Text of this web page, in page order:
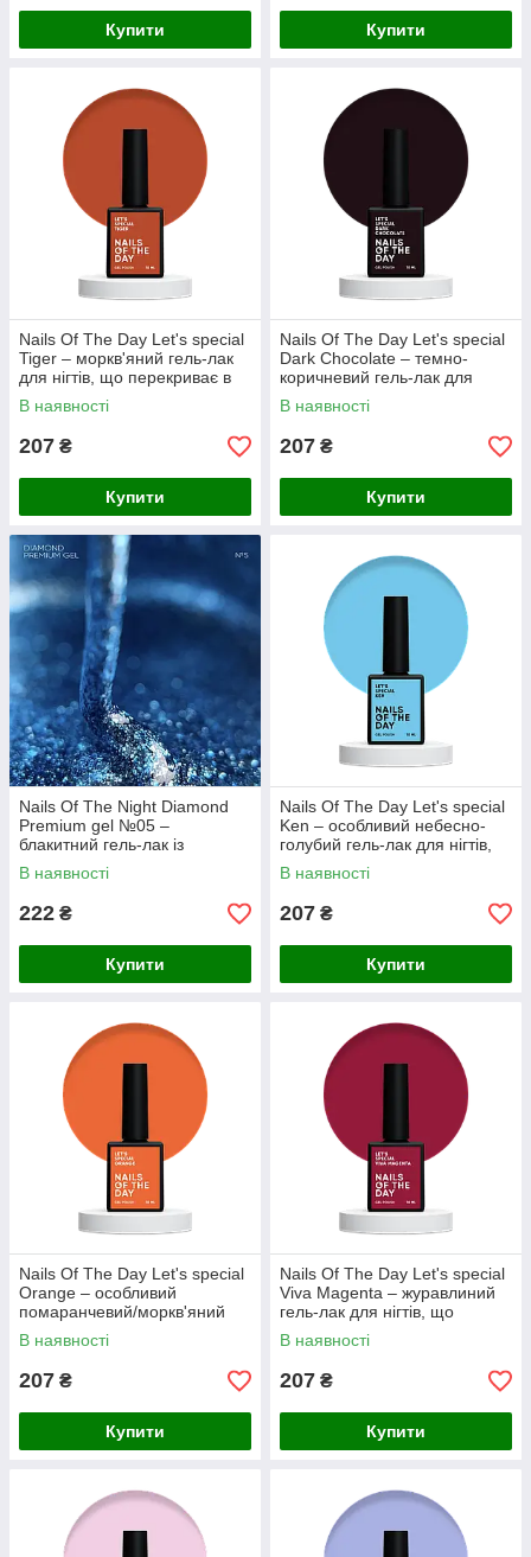
Купити Купити
Nails Of The Day Let's special
Tiger – моркв'яний гель-лак
для нігтів, що перекриває в
один слой, 10 мл
В наявності
207 ₴
Купити
Nails Of The Day Let's special
Dark Chocolate – темно-
коричневий гель-лак для
нігтів, що перекриває в один
слой, 10 мл
В наявності
207 ₴
Купити
Nails Of The Night Diamond
Premium gel №05 –
блакитний гель-лак із
дрібною металевою поталлю
для нігтів, 5 мл
В наявності
222 ₴
Купити
Nails Of The Day Let's special
Ken – особливий небесно-
голубий гель-лак для нігтів,
що перекриває в один слой,
10 мл
В наявності
207 ₴
Купити
Nails Of The Day Let's special
Orange – особливий
помаранчевий/моркв'яний
гель-лак для нігтів, що
перекриває в один слой, 10
В наявності
207 ₴
Купити
Nails Of The Day Let's special
Viva Magenta – журавлиний
гель-лак для нігтів, що
перекриває в один слой, 10
мл
В наявності
207 ₴
Купити